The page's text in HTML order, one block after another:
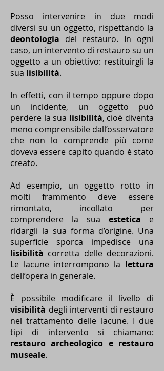
Posso intervenire in due modi
diversi su un oggetto, rispettando la
deontologia del restauro. In ogni
caso, un intervento di restauro su un
oggetto a un obiettivo: restituirgli la
sua lisibilità.
In effetti, con il tempo oppure dopo
un incidente, un oggetto può
perdere la sua lisibilità, cioè diventa
meno comprensibile dall’osservatore
che non lo comprende più come
doveva essere capito quando è stato
creato.
Ad esempio, un oggetto rotto in
molti frammento deve essere
rimontato, incollato per
comprendere la sua estetica e
ridargli la sua forma d’origine. Una
superficie sporca impedisce una
lisibilità corretta delle decorazioni.
Le lacune interrompono la lettura
dell’opera in generale.
È possibile modificare il livello di
visibilità degli interventi di restauro
nel trattamento delle lacune. I due
tipi di intervento si chiamano:
restauro archeologico e restauro
museale.